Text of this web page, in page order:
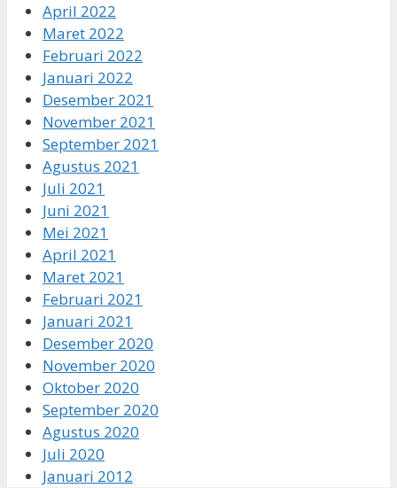
April 2022
Maret 2022
Februari 2022
Januari 2022
Desember 2021
November 2021
September 2021
Agustus 2021
Juli 2021
Juni 2021
Mei 2021
April 2021
Maret 2021
Februari 2021
Januari 2021
Desember 2020
November 2020
Oktober 2020
September 2020
Agustus 2020
Juli 2020
Januari 2012